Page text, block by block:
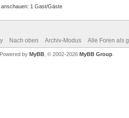
1 Gast/Gäste
Nach oben Archiv-Modus Alle Foren als
, Powered by MyBB , © 2002-2026 MyBB Group